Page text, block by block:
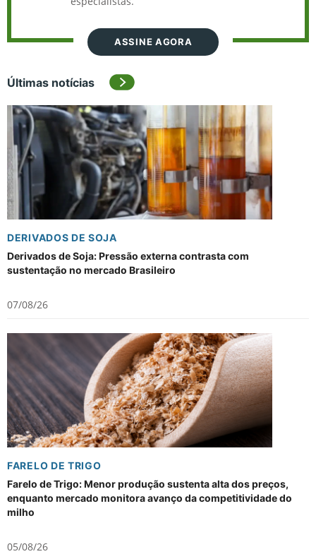
ASSINE AGORA
Últimas notícias
DERIVADOS DE SOJA
Derivados de Soja: Pressão externa contrasta com
sustentação no mercado Brasileiro
07/08/26
FARELO DE TRIGO
Farelo de Trigo: Menor produção sustenta alta dos preços,
enquanto mercado monitora avanço da competitividade do
milho
05/08/26